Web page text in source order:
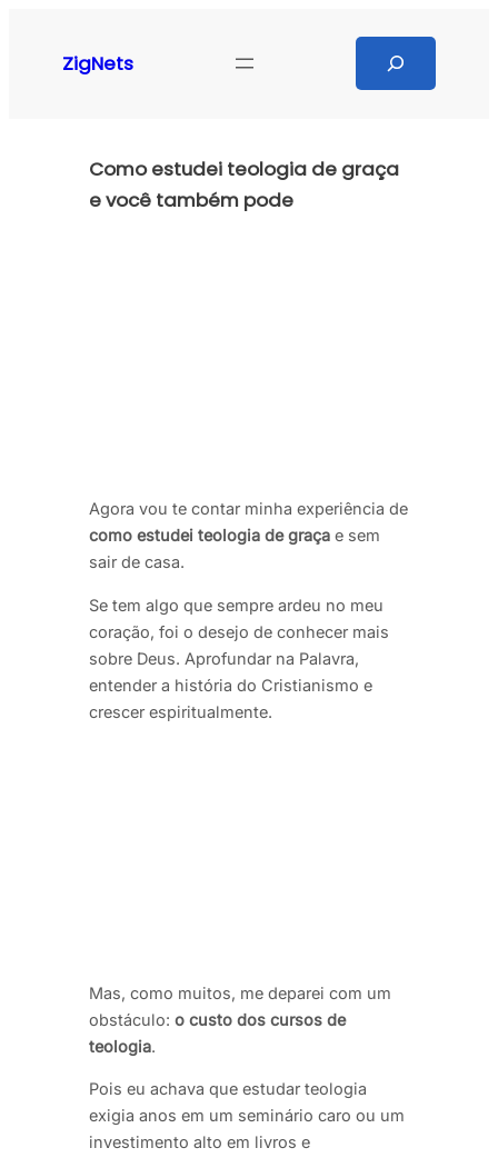
ZigNets
Como estudei teologia de graça
e você também pode
Agora vou te contar minha experiência de
como estudei teologia de graça e sem
sair de casa.
Se tem algo que sempre ardeu no meu
coração, foi o desejo de conhecer mais
sobre Deus. Aprofundar na Palavra,
entender a história do Cristianismo e
crescer espiritualmente.
Mas, como muitos, me deparei com um
obstáculo: o custo dos cursos de
teologia.
Pois eu achava que estudar teologia
exigia anos em um seminário caro ou um
investimento alto em livros e